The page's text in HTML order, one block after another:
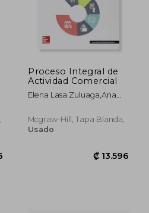
Proceso Integral de
Actividad Comercial
Elena Lasa Zuluaga,Ana
Mcgraw-Hill, Tapa Blanda,
Usado